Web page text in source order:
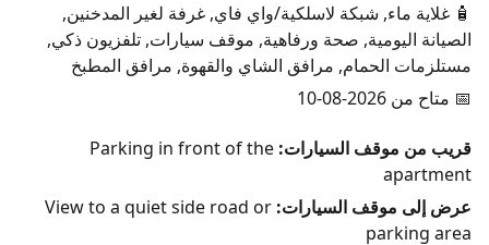
🧴 غلاية ماء, شبكة لاسلكية/واي فاي, غرفة لغير المدخنين,
الصيانة اليومية, صحة ورفاهية, موقف سيارات, تلفزيون ذكي,
مستلزمات الحمام, مرافق الشاي والقهوة, مرافق المطبخ
📅 متاح من 2026-08-10
قريب من موقف السيارات: Parking in front of the
apartment
عرض إلى موقف السيارات: View to a quiet side road or
parking area